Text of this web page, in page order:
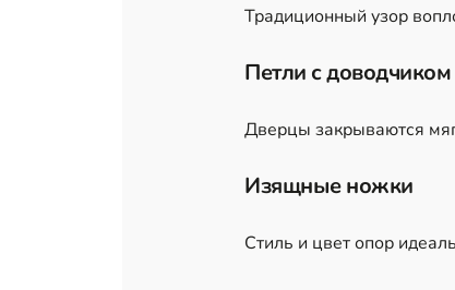
Традиционный узор
Петли с доводчиком
Дверцы закрываются
Изящные ножки
Стиль и цвет опор